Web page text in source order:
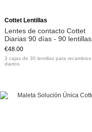
Cottet Lentillas
Lentes de contacto Cottet
Diarias 90 días - 90 lentillas
€48.00
3 cajas de 30 lentillas para recambios
diarios.